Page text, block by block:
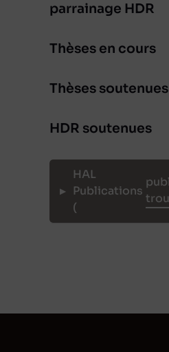
parrainage HDR
Thèses en cours
Thèses soutenues
HDR soutenues
HAL
Publications
(